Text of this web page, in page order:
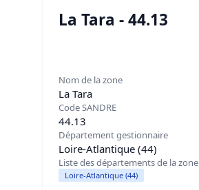
La Tara - 44.13
Nom de la zone
La Tara
Code SANDRE
44.13
Département gestionnaire
Loire-Atlantique (44)
Liste des départements de la zone
Loire-Atlantique (44)